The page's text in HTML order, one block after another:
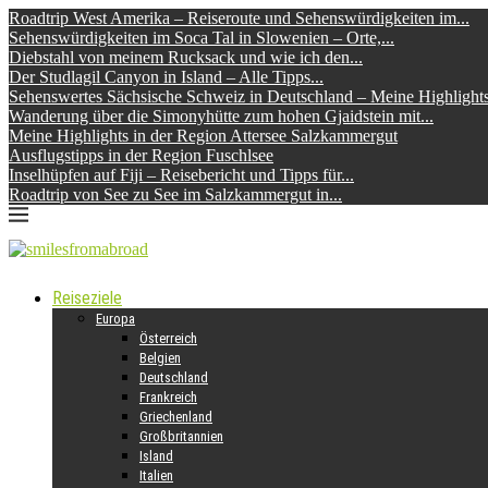
Roadtrip West Amerika – Reiseroute und Sehenswürdigkeiten im...
Sehenswürdigkeiten im Soca Tal in Slowenien – Orte,...
Diebstahl von meinem Rucksack und wie ich den...
Der Studlagil Canyon in Island – Alle Tipps...
Sehenswertes Sächsische Schweiz in Deutschland – Meine
Wanderung über die Simonyhütte zum hohen Gjaidstein mit...
Meine Highlights in der Region Attersee Salzkammergut
Ausflugstipps in der Region Fuschlsee
Inselhüpfen auf Fiji – Reisebericht und Tipps für...
Roadtrip von See zu See im Salzkammergut in...
Reiseziele
Europa
Österreich
Belgien
Deutschland
Frankreich
Griechenland
Großbritannien
Island
Italien